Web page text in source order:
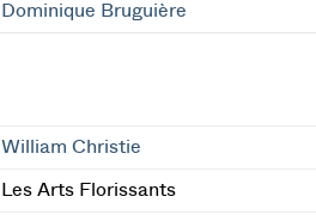
Dominique Bruguière
William Christie
Les Arts Florissants